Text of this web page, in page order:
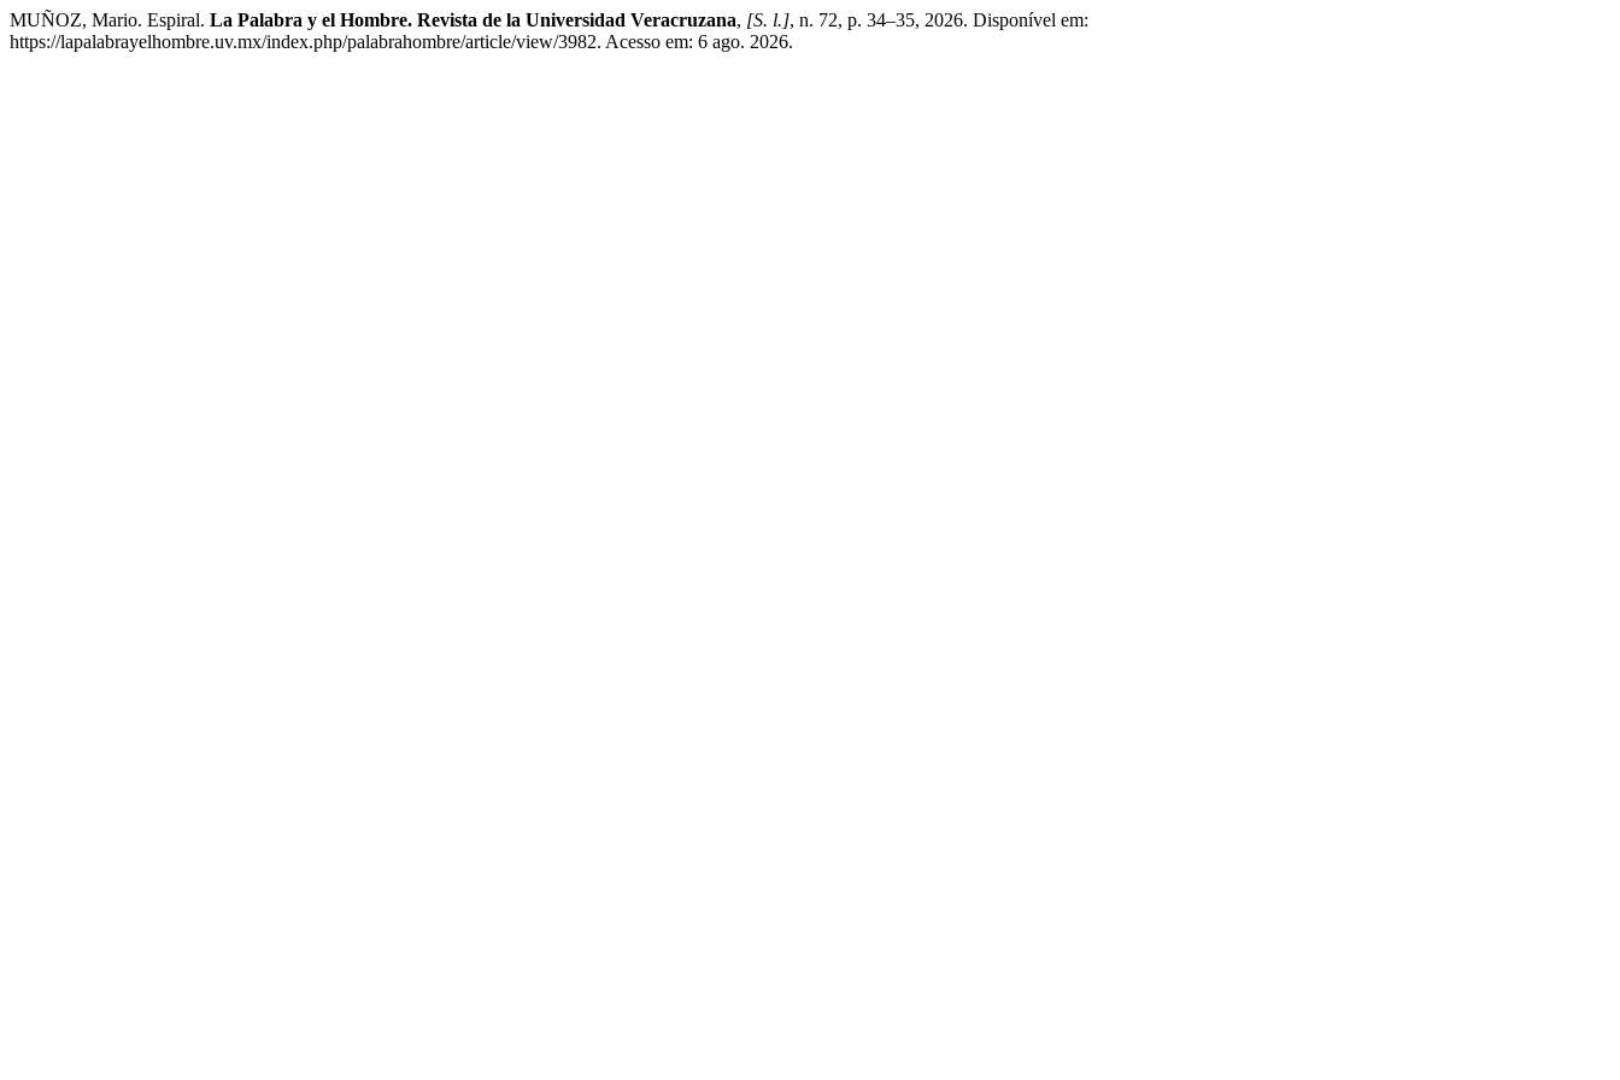
MUÑOZ, Mario. Espiral. La Palabra y el Hombre. Revista de la Universidad Veracruzana, [S. l.], n. 72, p. 34–35, 2026. Disponível em:
https://lapalabrayelhombre.uv.mx/index.php/palabrahombre/article/view/3982. Acesso em: 6 ago. 2026.